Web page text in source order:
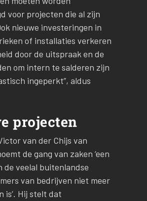
voor projecten die al zijn
nieuwe investeringen in
of installaties verkeren
door de uitspraak en de
om intern te salderen zijn
ingeperkt”, aldus
projecten
van der Chijs van
de gang van zaken ‘een
de veelal buitenlandse
van bedrijven niet meer
is’. Hij stelt dat